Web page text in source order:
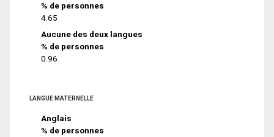
% de personnes
4.65
Aucune des deux langues
% de personnes
0.96
LANGUE MATERNELLE
Anglais
% de personnes